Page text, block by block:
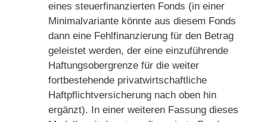
eines steuerfinanzierten Fonds (in einer
Minimalvariante könnte aus diesem Fonds
dann eine Fehlfinanzierung für den Betrag
geleistet werden, der eine einzuführende
Haftungsobergrenze für die weiter
fortbestehende privatwirtschaftliche
Haftpflichtversicherung nach oben hin
ergänzt). In einer weiteren Fassung dieses